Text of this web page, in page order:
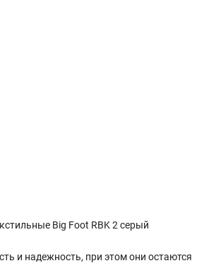
Big Foot RBK 2 серый
и надежность, при этом они остаются